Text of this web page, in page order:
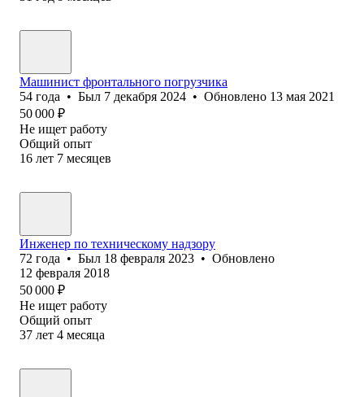
Машинист фронтального погрузчика
54 года • Был 7 декабря 2024 • Обновлено 13 мая 2021
50 000 ₽
Не ищет работу
Общий опыт
16 лет 7 месяцев
Инженер по техническому надзору
72 года • Был 18 февраля 2023 • Обновлено
12 февраля 2018
50 000 ₽
Не ищет работу
Общий опыт
37 лет 4 месяца